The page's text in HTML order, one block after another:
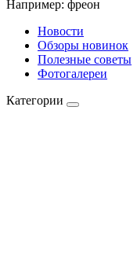
Например: фреон
Новости
Обзоры новинок
Полезные советы
Фотогалереи
Категории